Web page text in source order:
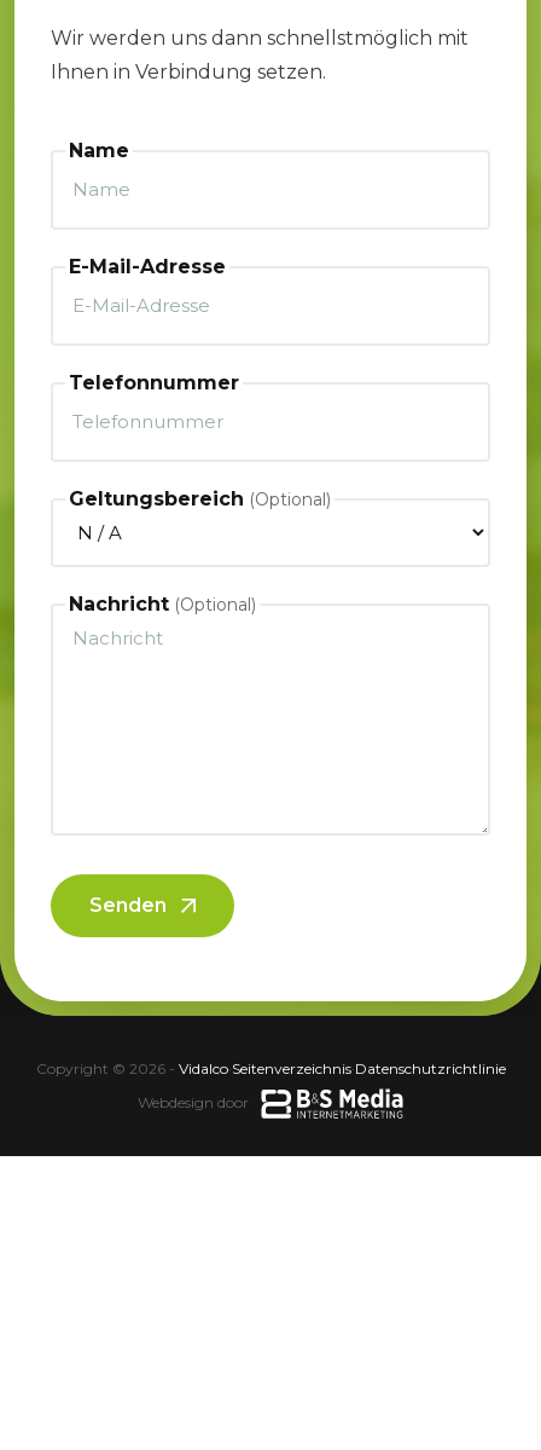
Wir werden uns dann schnellstmöglich mit
Ihnen in Verbindung setzen.
Name
E-Mail-Adresse
Telefonnummer
Geltungsbereich
Nachricht
Senden
Copyright © 2026 - Vidalco·Seitenverzeichnis·Datenschutzrichtlinie
Webdesign door